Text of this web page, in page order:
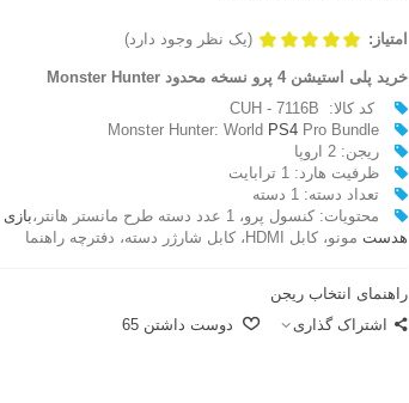
امتیاز: (یک نظر وجود دارد)
خرید پلی استیشن 4 پرو نسخه محدود Monster Hunter
کد کالا: CUH - 7116B
Monster Hunter: World PS4 Pro Bundle
ریجن: 2 اروپا
ظرفیت هارد: 1 ترابایت
تعداد دسته: 1 دسته
محتویات: کنسول پرو، 1 عدد دسته طرح مانستر هانتر،
بازی
هدستمونو، کابل HDMI، کابل شارژر دسته، دفترچه راهنما
راهنمای انتخاب ریجن
اشتراک گذاری
دوست داشتن 65